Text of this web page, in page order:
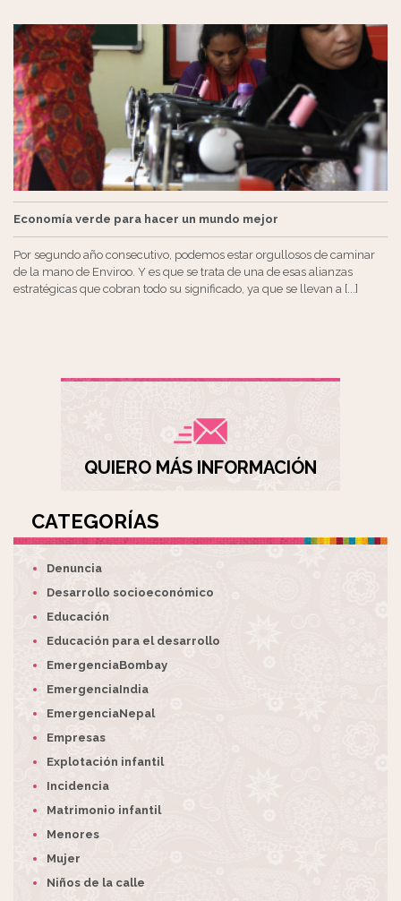
Economía verde para hacer un mundo mejor
Por segundo año consecutivo, podemos estar orgullosos de caminar
de la mano de Enviroo. Y es que se trata de una de esas alianzas
estratégicas que cobran todo su significado, ya que se llevan a [...]
QUIERO MÁS INFORMACIÓN
CATEGORÍAS
Denuncia
Desarrollo socioeconómico
Educación
Educación para el desarrollo
EmergenciaBombay
EmergenciaIndia
EmergenciaNepal
Empresas
Explotación infantil
Incidencia
Matrimonio infantil
Menores
Mujer
Niños de la calle